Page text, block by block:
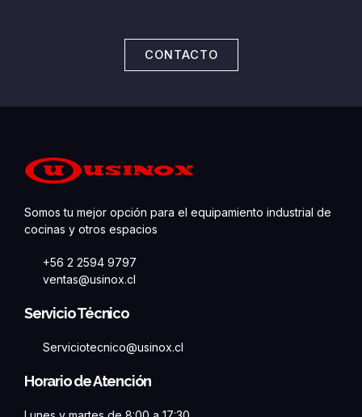
CONTACTO
Somos tu mejor opción para el equipamiento industrial de
cocinas y otros espacios
+56 2 2594 9797
ventas@usinox.cl
Servicio Técnico
Serviciotecnico@usinox.cl
Horario de Atención